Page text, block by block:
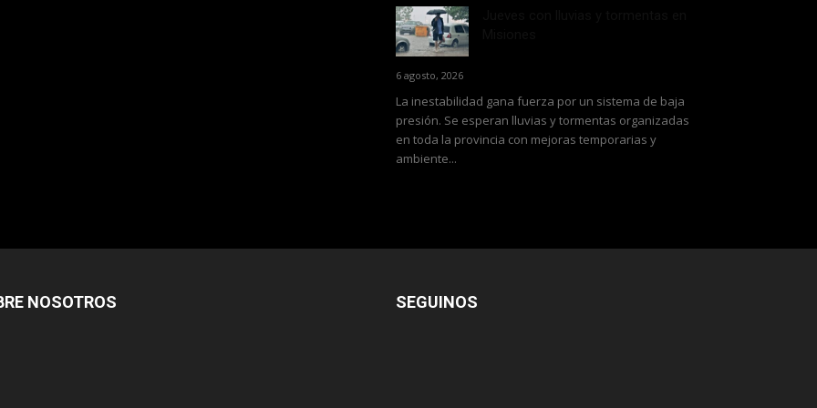
6 agosto, 2026
La inestabilidad gana fuerza por un sistema de baja
presión. Se esperan lluvias y tormentas organizadas
en toda la provincia con mejoras temporarias y
ambiente...
NOSOTROS SEGUINOS